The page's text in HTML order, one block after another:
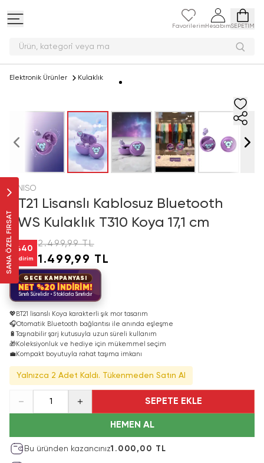
Favorilerim HesabımSEPETİM
Ürün, kategori v
SANA ÖZEL FIRSAT
Elektronik Ürünler Kulaklık
MINISO
BT21 Lisanslı Kablosuz Bluetooth
TWS Kulaklık T310 Koya 17,1 cm
%40
İndirim
2.499,99 TL
1.499,99 TL
GECE KAMPANYASI
NET %20 İNDİRİM!
Sınırlı Sürelidir • Stoklarla Sınırlıdır
💖 BT21 lisanslı Koya karakterli şık mor tasarım
🎧Otomatik Bluetooth bağlantısı ile anında eşleşme
🔋Taşınabilir şarj kutusuyla uzun süreli kullanım
🎁Koleksiyonluk ve hediye için mükemmel seçim
💼Kompakt boyutuyla rahat taşıma imkanı
Yalnızca 2 Adet Kaldı. Tükenmeden Satın Al
1 SEPETE EKLE
HEMEN AL
Bu üründen kazancınız1.000,00 TL